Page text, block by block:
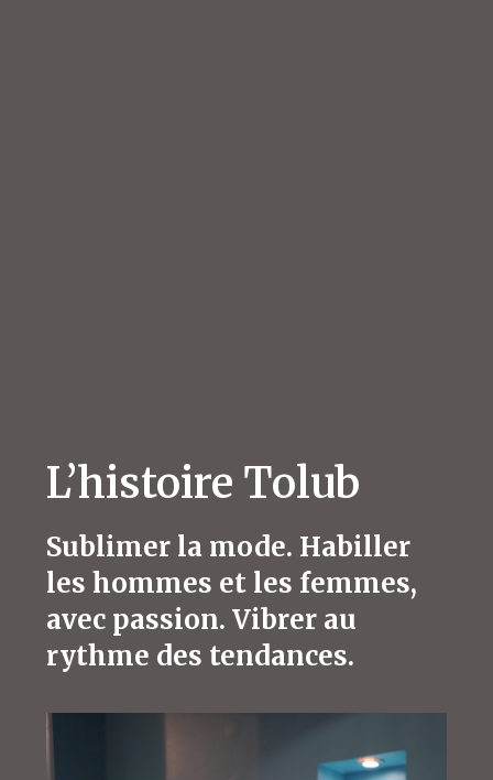
L’histoire Tolub
Sublimer la mode. Habiller
les hommes et les femmes,
avec passion. Vibrer au
rythme des tendances.